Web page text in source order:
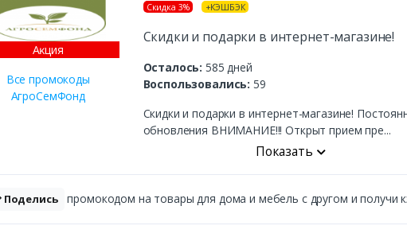
Аĸция
Все промокоды
АгроСемФонд
Скидка 3% +КЭШБЭК
Скидки и подарки в интернет-магазине!
Осталось: 585 дней
Воспользовались: 59
Скидки и подарки в интернет-магазине!
обновления ВНИМАНИЕ!!! Открыт прием пре...
Показать
Поделись промокодом на товары для дома и мебель с другом и получи